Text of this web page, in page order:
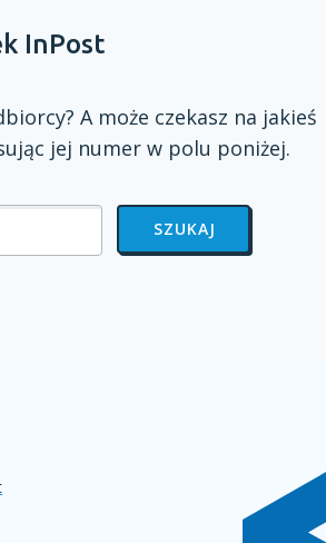
InPost
A może czekasz na jakieś
jej numer w polu poniżej.
SZUKAJ